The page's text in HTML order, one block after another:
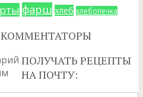
фарш хлеб хлебопечка
ПОЛУЧАТЬ РЕЦЕПТЫ
НА ПОЧТУ: